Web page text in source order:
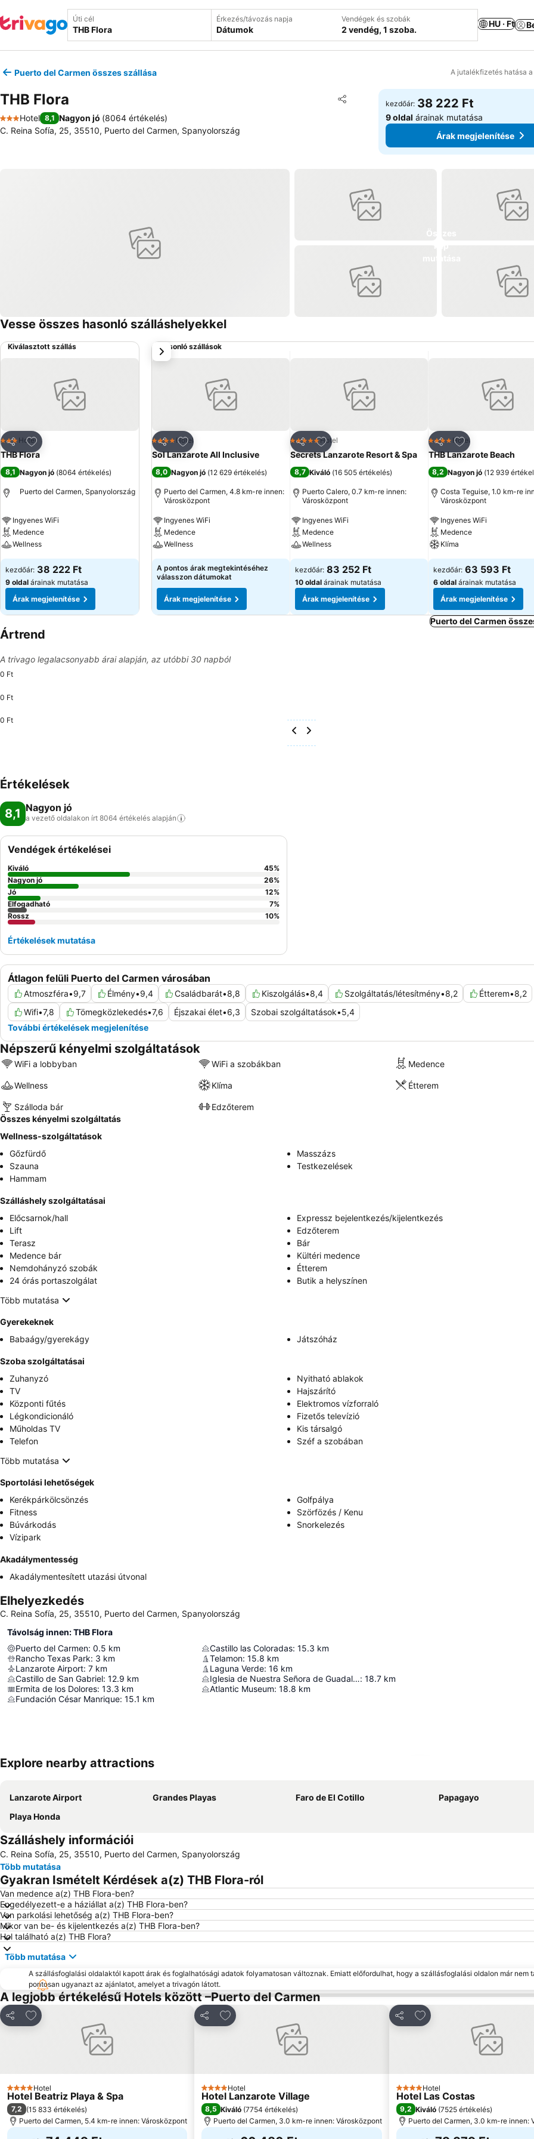
Úti cél Érkezés/távozás napja
Dátumok
Vendégek és szobák
2 vendég, 1 szoba.
HU · Ft
Puerto del Carmen összes szállása A jutalékfizetés hatása
THB Flora Megosztás
Hozzáadás a kedvencekhez
3 Kategória
Hotel 8,1 Nagyon jó (8064 értékelés)
C. Reina Sofía, 25, 35510, Puerto del Carmen, Spanyolország
kezdőár: 38 222 Ft
9 oldal árainak mutatása
Árak megjelenítése
Vesse összes hasonló szálláshelyekkel
Kiválasztott szállás
Megosztás
Hozzáadás a kedvencekhez
3 Kategória
Hotel
THB Flora
8,1 Nagyon jó (8064 értékelés)
Puerto del Carmen, Spanyolország
Ingyenes WiFi
Medence
Wellness
kezdőár: 38 222 Ft
9 oldal árainak mutatása
Árak megjelenítése
Hasonló szállások
Megosztás
Hozzáadás a kedvencekhez
4 Kategória
Hotel
Sol Lanzarote All Inclusive
8,0 Nagyon jó (12 629 értékelés)
Puerto del Carmen, 4.8 km-re innen:
Városközpont
Ingyenes WiFi
Medence
Wellness
A pontos árak megtekintéséhez
válasszon dátumokat
Árak megjelenítése
Megosztás
Hozzáadás a kedvencekhez
5 KategóriaHotel
Secrets Lanzarote Resort & Spa
8,7 Kiváló (16 505 értékelés)
Puerto Calero, 0.7 km-re innen:
Városközpont
Ingyenes WiFi
Medence
Wellness
kezdőár: 83 252 Ft
10 oldal árainak mutatása
Árak megjelenítése
Megosztás
Hozzáadás a
4 Kategória
Hotel
THB Lanzarote Beach
8,2 Nagyon jó (12 939
Costa Teguise, 1.0 km-re
Városközpont
Ingyenes WiFi
Medence
Klíma
kezdőár: 63 593 Ft
6 oldal árainak mutatása
Árak megjelenítése
következő
Puerto del Carmen
Ártrend
A trivago legalacsonyabb árai alapján, az utóbbi 30 napból
0 Ft
0 Ft
0 Ft
Értékelések
8,1 Nagyon jó
a vezető oldalakon írt 8064 értékelés alapján
Átlagon felüli Puerto del Carmen városában
Atmoszféra•9,7 Élmény•9,4 Családbarát•8,8 Kiszolgálás•8,4 Szolgáltatás/létesítmény•8,2 Étterem•8,2
Wifi•7,8 Tömegközlekedés•7,6 Éjszakai élet•6,3 Szobai szolgáltatások•5,4
További értékelések megjelenítése
Vendégek értékelései
Kiváló 45%
Nagyon jó
26%
Jó
12%
Elfogadható
7%
Rossz
10%
Értékelések mutatása
Népszerű kényelmi szolgáltatások
WiFi a lobbyban WiFi a szobákban Medence
Wellness Klíma Étterem
Szálloda bár
Edzőterem
Összes kényelmi szolgáltatás
Wellness-szolgáltatások
Gőzfürdő
Masszázs
Szauna
Testkezelések
Hammam
Szálláshely szolgáltatásai
Előcsarnok/hall
Expressz bejelentkezés/kijelentkezés
Lift
Edzőterem
Terasz
Bár
Medence bár
Kültéri medence
Nemdohányzó szobák
Étterem
24 órás portaszolgálat
Butik a helyszínen
Több mutatása
Gyerekeknek
Babaágy/gyerekágy
Játszóház
Szoba szolgáltatásai
Zuhanyzó
Nyitható ablakok
TV
Hajszárító
Központi fűtés
Elektromos vízforraló
Légkondicionáló
Fizetős televízió
Műholdas TV
Kis társalgó
Telefon
Széf a szobában
Több mutatása
Sportolási lehetőségek
Kerékpárkölcsönzés
Golfpálya
Fitness
Szörfözés / Kenu
Búvárkodás
Snorkelezés
Vízipark
Akadálymentesség
Akadálymentesített utazási útvonal
Elhelyezkedés
C. Reina Sofía, 25, 35510, Puerto del Carmen, Spanyolország
Távolság innen: THB Flora
Puerto del Carmen: 0.5 km
Rancho Texas Park: 3 km
Lanzarote Airport: 7 km
Castillo de San Gabriel: 12.9 km
Ermita de los Dolores: 13.3 km
Fundación César Manrique: 15.1 km
Castillo las Coloradas: 15.3 km
Telamon: 15.8 km
Laguna Verde: 16 km
Iglesia de Nuestra Señora de Guadalupe: 18.7 km
Atlantic Museum: 18.8 km
Explore nearby attractions
Lanzarote Airport Grandes Playas Faro de El Cotillo
Papagayo
Playa Honda
Szálláshely információi
C. Reina Sofía, 25, 35510, Puerto del Carmen, Spanyolország
Több mutatása
Gyakran Ismételt Kérdések a(z) THB Flora-ról
Van medence a(z) THB Flora-ben?
Engedélyezett-e a háziállat a(z) THB Flora-ben?
Van parkolási lehetőség a(z) THB Flora-ben?
Mikor van be- és kijelentkezés a(z) THB Flora-ben?
Hol található a(z) THB Flora?
Több mutatása
A szállásfoglalási oldalaktól kapott árak és foglalhatósági adatok folyamatosan változnak. Emiatt előfordulhat, hogy a szállásfoglalási oldalon már nem
pontosan ugyanazt az ajánlatot, amelyet a trivagón látott.
A legjobb értékelésű Hotels között –Puerto del Carmen
Megosztás
Hozzáadás a kedvencekhez
4 Kategória
Hotel
Hotel Beatriz Playa & Spa
7,2 (15 833 értékelés)
Puerto del Carmen, 5.4 km-re innen: Városközpont
Megosztás
Hozzáadás a kedvencekhez
4 Kategória
Hotel
Hotel Lanzarote Village
8,5 Kiváló (7754 értékelés)
Puerto del Carmen, 3.0 km-re innen: Városközpont
Megosztás
Hozzáadás a kedvencekhez
4 Kategória
Hotel
Hotel Las Costas
9,2 Kiváló (7525 értékelés)
Puerto del Carmen, 3.0 km-re innen: